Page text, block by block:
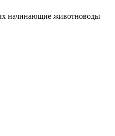
начинающие животноводы